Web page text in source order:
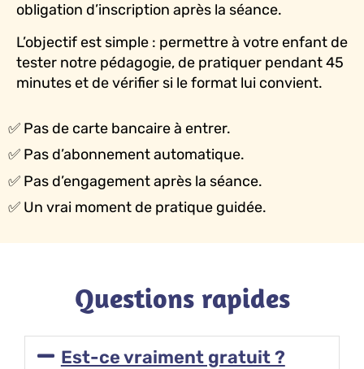
obligation d’inscription après la séance.
L’objectif est simple : permettre à votre enfant de
tester notre pédagogie, de pratiquer pendant 45
minutes et de vérifier si le format lui convient.
✅ Pas de carte bancaire à entrer.
✅ Pas d’abonnement automatique.
✅ Pas d’engagement après la séance.
✅ Un vrai moment de pratique guidée.
Questions rapides
Est-ce vraiment gratuit ?